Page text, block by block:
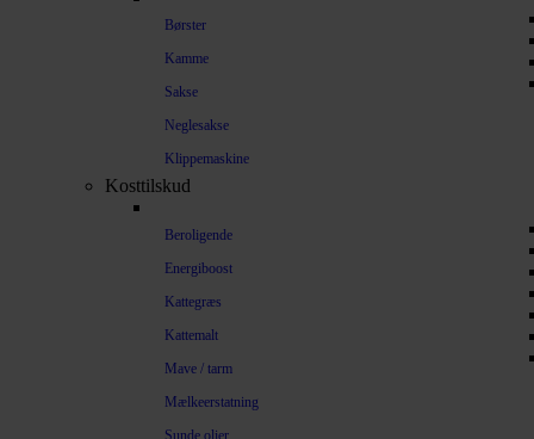
Børster
Kamme
Sakse
Neglesakse
Klippemaskine
Kosttilskud
Beroligende
Energiboost
Kattegræs
Kattemalt
Mave / tarm
Mælkeerstatning
Sunde olier